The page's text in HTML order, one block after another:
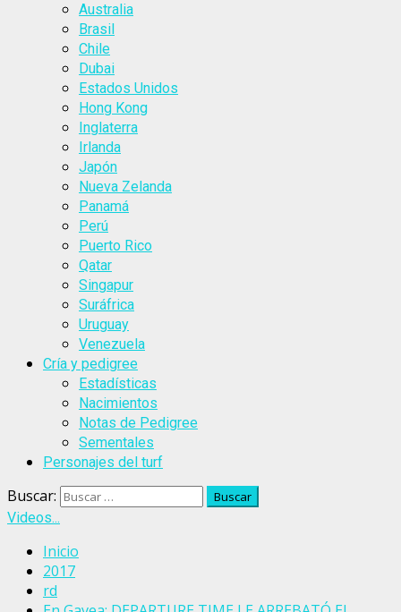
Australia
Brasil
Chile
Dubai
Estados Unidos
Hong Kong
Inglaterra
Irlanda
Japón
Nueva Zelanda
Panamá
Perú
Puerto Rico
Qatar
Singapur
Suráfrica
Uruguay
Venezuela
Cría y pedigree
Estadísticas
Nacimientos
Notas de Pedigree
Sementales
Personajes del turf
Buscar:
Videos...
Inicio
2017
rd